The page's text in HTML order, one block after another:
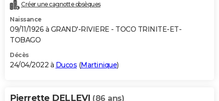
Créer une cagnotte obsèques
Naissance
09/11/1926 à GRAND'-RIVIERE - TOCO TRINITE-ET-
TOBAGO
Décès
24/04/2022 à Ducos (Martinique)
Pierrette DELLEVI (86 ans)